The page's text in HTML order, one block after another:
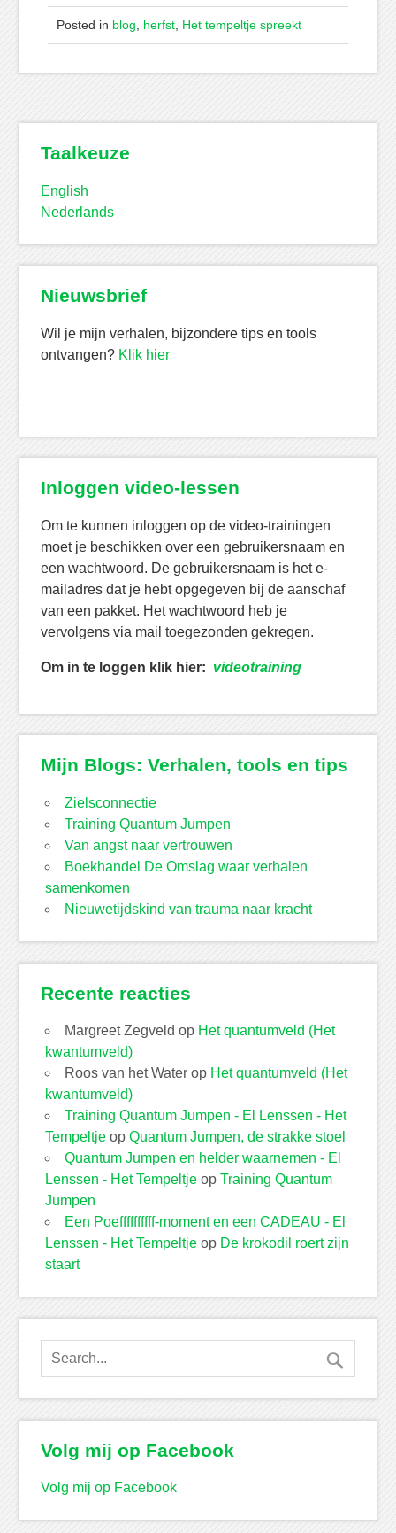
Posted in blog, herfst, Het tempeltje spreekt
Taalkeuze
English
Nederlands
Nieuwsbrief
Wil je mijn verhalen, bijzondere tips en tools
ontvangen? Klik hier
Inloggen video-lessen
Om te kunnen inloggen op de video-trainingen
moet je beschikken over een gebruikersnaam en
een wachtwoord. De gebruikersnaam is het e-
mailadres dat je hebt opgegeven bij de aanschaf
van een pakket. Het wachtwoord heb je
vervolgens via mail toegezonden gekregen.
Om in te loggen klik hier: videotraining
Mijn Blogs: Verhalen, tools en tips
Zielsconnectie
Training Quantum Jumpen
Van angst naar vertrouwen
Boekhandel De Omslag waar verhalen
samenkomen
Nieuwetijdskind van trauma naar kracht
Recente reacties
Margreet Zegveld op Het quantumveld (Het
kwantumveld)
Roos van het Waterop Het quantumveld (Het
kwantumveld)
Training Quantum Jumpen - El Lenssen - Het
Tempeltjeop Quantum Jumpen, de strakke stoel
Quantum Jumpen en helder waarnemen - El
Lenssen - Het Tempeltjeop Training Quantum
Jumpen
Een Poeffffffffff-moment en een CADEAU - El
Lenssen - Het Tempeltjeop De krokodil roert zijn
staart
Volg mij op Facebook
Volg mij op Facebook